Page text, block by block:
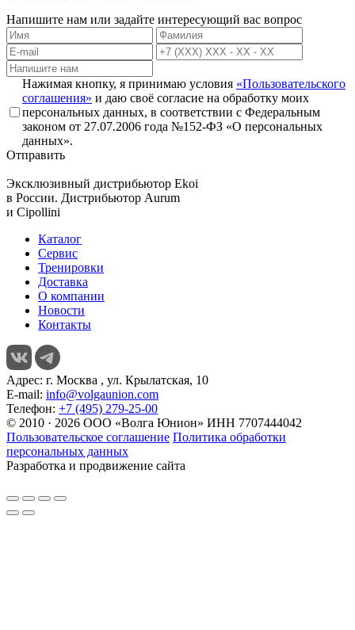
Напишите нам или задайте интересующий вас вопрос
Нажимая кнопку, я принимаю условия «Пользовательского
соглашения» и даю своё согласие на обработку моих
персональных данных, в соответствии с Федеральным
законом от 27.07.2006 года №152-ФЗ «О персональных
данных».
Отправить
Эксклюзивный дистрибьютор Ekoi
в России. Дистрибьютор Aurum
и Cipollini
Каталог
Сервис
Тренировки
Доставка
О компании
Новости
Контакты
Адрес: г. Москва , ул. Крылатская, 10
E-mail: info@volgaunion.com
Телефон: +7 (495) 279-25-00
© 2010 · 2026 ООО «Волга Юнион» ИНН 7707444042
Пользовательское соглашение Политика обработки
персональных данных
Разработка и продвижение сайта